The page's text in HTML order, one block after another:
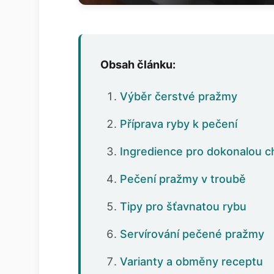
Obsah článku:
Výběr čerstvé pražmy
Příprava ryby k pečení
Ingredience pro dokonalou
Pečení pražmy v troubě
Tipy pro šťavnatou rybu
Servírování pečené pražmy
Varianty a obměny receptu